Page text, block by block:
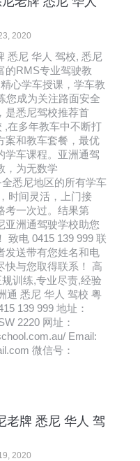
2020
悉尼 华人 驾校, 悉尼
的RMS专业驾驶教
心学车授课，学车教
您成为关注路面安全
是悉尼驾校推荐首
,在多年教车中不断打
案和教车套餐，最优
学车课程。亚洲通驾
，为无数学
悉尼地区的所有学车
时间灵活，上门接
考一次过。结果第
亚洲通驾驶学校助您
致电 0415 139 999 联
发送带有您姓名和电
快与您取得联系！ 高
训练,专业尽责,经验
通 悉尼 华人 驾校 粤
139 999 地址：
2220 网址：
Email:
微信号：
牌 悉尼 华人 驾
2020